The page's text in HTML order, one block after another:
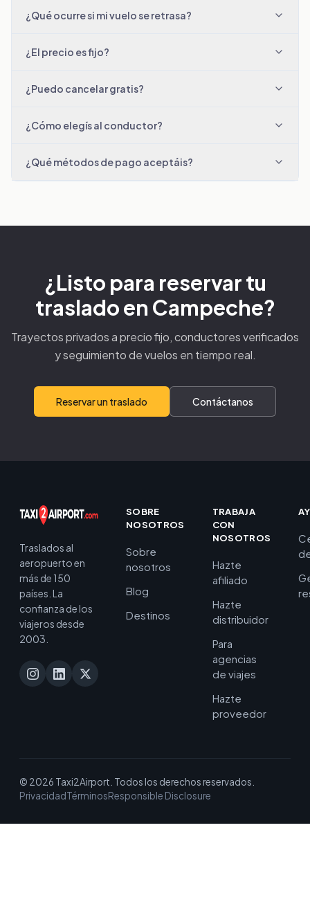
¿Qué ocurre si mi vuelo se retrasa?
¿El precio es fijo?
¿Puedo cancelar gratis?
¿Cómo elegís al conductor?
¿Qué métodos de pago aceptáis?
¿Listo para reservar tu
traslado en Campeche?
Trayectos privados a precio fijo, conductores verificados
y seguimiento de vuelos en tiempo real.
Reservar un traslado Contáctanos
Traslados al
aeropuerto en
más de 150
países. La
confianza de los
viajeros desde
2003.
SOBRE
NOSOTROS
Sobre
nosotros
Blog
Destinos
TRABAJA
CON
NOSOTROS
Hazte
afiliado
Hazte
distribuidor
Para
agencias
de viajes
Hazte
proveedor
© 2026 Taxi2Airport. Todos los derechos reservados.
PrivacidadTérminosResponsible Disclosure